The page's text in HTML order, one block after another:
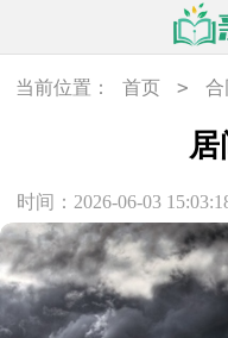
当前位置： 首页 > 合
时间：2026-06-03